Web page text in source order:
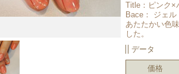
Title： ピンク×
Bace： ジェル
あたたかい色
した。
データ
価格